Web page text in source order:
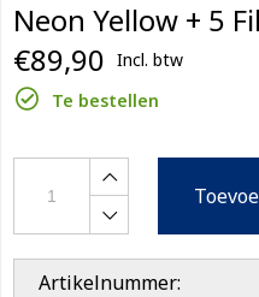
Neon Yellow + 5
€89,90 Incl. btw
Te bestellen
Artikelnummer: